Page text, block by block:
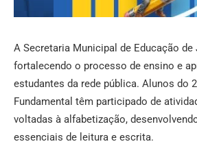
A Secretaria Municipal de Educação
fortalecendo o processo de ensino e
estudantes da rede pública. Alunos do
Fundamental têm participado de
voltadas à alfabetização,
essenciais de leitura e escrita.